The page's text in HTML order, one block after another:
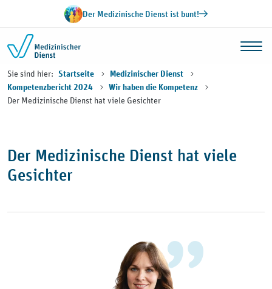
Zum Inhalt springenDer Medizinische Dienst ist bunt!
Sie sind hier: Startseite
Medizinischer Dienst
Kompetenzbericht 2024
Wir haben die Kompetenz
Der Medizinische Dienst hat viele Gesichter
Der Medizinische Dienst hat viele
Gesichter